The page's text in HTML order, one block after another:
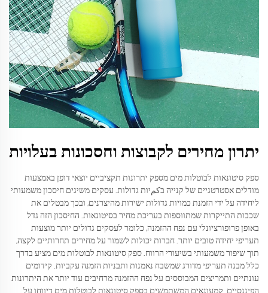
יתרון מחירים לקבוצות וחסכונות בעלויות
ספק סיטונאות לבוטלות מים מספק יתרונות תקציביים יוצאי דופן באמצעות
מודלים אסטרטגיים של קנייה בكمיות גדולות. עסקים משיגים חיסכון משמעותי
ליחידה על ידי הזמנת כמויות גדולות ישירות מהיצרנים, ובכך מבטלים את
שכבות התייקרות שמתווספות בעריכת מחיר בסיטונאות. החיסכון הזה גדל
באופן פרופורציונלי עם נפח ההזמנה, כלומר לעסקים גדולים יותר מוצעות
תעריפי יחידה טובים יותר. חברות יכולות לשמור על מחירים תחרותיים לקצה,
תוך שיפור משמעותי בשיעורי הרווח. ספק סיטונאות לבוטלות מים מציע בדרך
כלל מבנה תעריפי מדורג שמשבח נאמנות ותבניות הזמנה עקביות. קידומים
עונתיים ותמריצים המבוססים על נפח ההזמנה מרחיבים עוד יותר את היתרונות
הפיננסיים. קמעונאים המשתמשים בספק סיטונאות לבוטלות מים דיווחו על